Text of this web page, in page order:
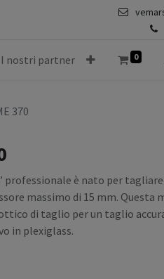
I nostri partner 0
370
professionale è nato per
massimo di 15 mm. Questa
di taglio per un taglio
in plexiglass.